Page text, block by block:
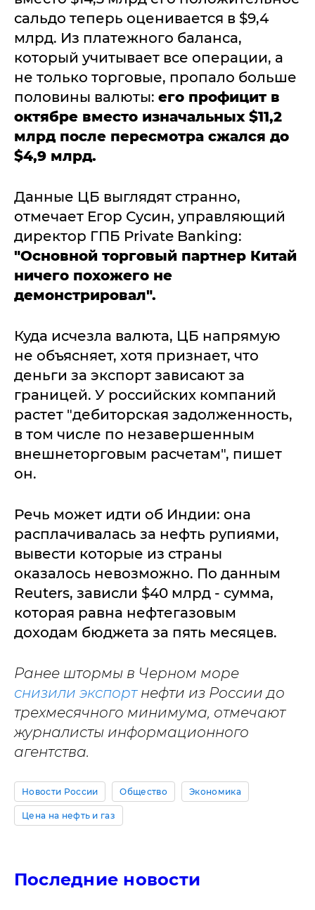
сальдо теперь оценивается в $9,4
млрд. Из платежного баланса,
который учитывает все операции, а
не только торговые, пропало больше
половины валюты: его профицит в
октябре вместо изначальных $11,2
млрд после пересмотра сжался до
$4,9 млрд.
Данные ЦБ выглядят странно,
отмечает Егор Сусин, управляющий
директор ГПБ Private Banking:
"Основной торговый партнер Китай
ничего похожего не
демонстрировал".
Куда исчезла валюта, ЦБ напрямую
не объясняет, хотя признает, что
деньги за экспорт зависают за
границей. У российских компаний
растет "дебиторская задолженность,
в том числе по незавершенным
внешнеторговым расчетам", пишет
он.
Речь может идти об Индии: она
расплачивалась за нефть рупиями,
вывести которые из страны
оказалось невозможно. По данным
Reuters, зависли $40 млрд - сумма,
которая равна нефтегазовым
доходам бюджета за пять месяцев.
Ранее штормы в Черном море
снизили экспортнефти из России до
трехмесячного минимума, отмечают
журналисты информационного
агентства.
Новости России Общество Экономика
Цена на нефть и газ
Последние новости